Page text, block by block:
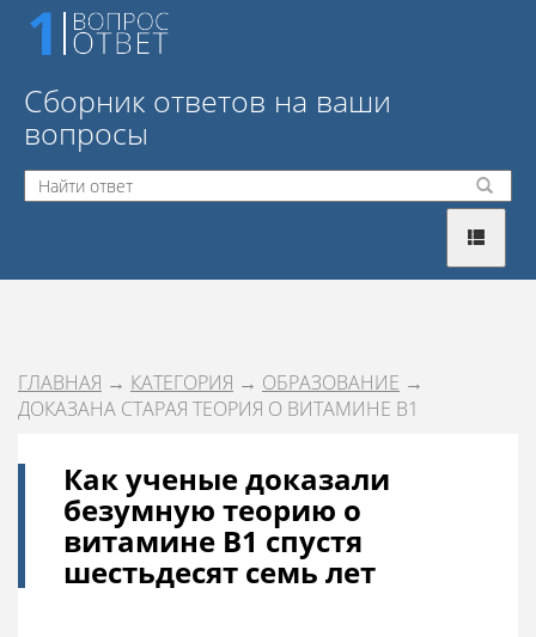
Сборник ответов на ваши
вопросы
ГЛАВНАЯ → КАТЕГОРИЯ → ОБРАЗОВАНИЕ →
ДОКАЗАНА СТАРАЯ ТЕОРИЯ О ВИТАМИНЕ B1
Как ученые доказали
безумную теорию о
витамине B1 спустя
шестьдесят семь лет